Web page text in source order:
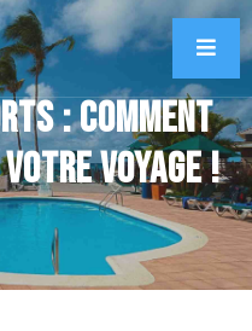
: comment
voyage !